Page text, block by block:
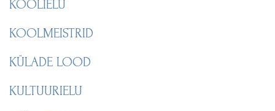
KOOLIELU
KOOLMEISTRID
KÜLADE LOOD
KULTUURIELU